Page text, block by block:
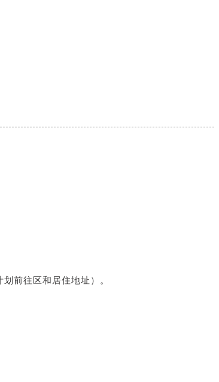
前往区和居住地址）。